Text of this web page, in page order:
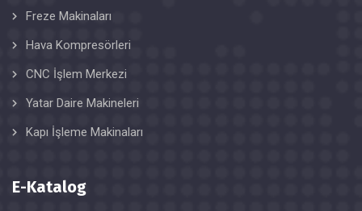
Freze Makinaları
Hava Kompresörleri
CNC İşlem Merkezi
Yatar Daire Makineleri
Kapı İşleme Makinaları
E-Katalog